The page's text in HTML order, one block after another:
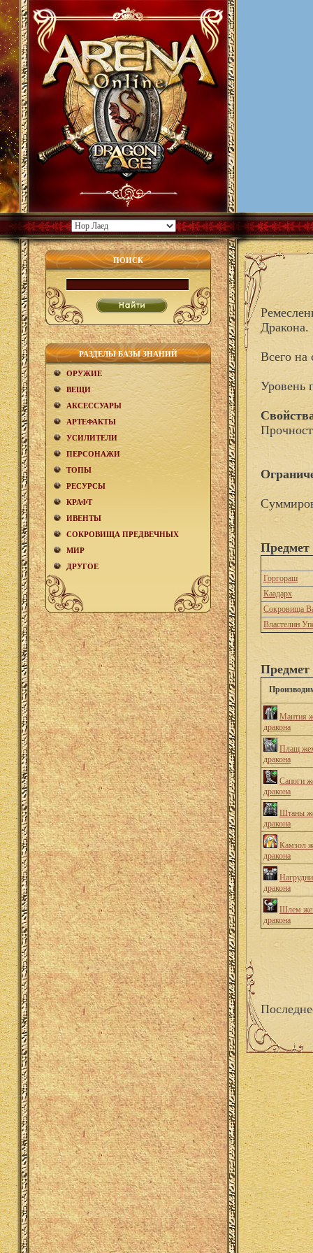
ПОИСК
РАЗДЕЛЫ БАЗЫ ЗНАНИЙ
ОРУЖИЕ
ВЕЩИ
АКCЕСCУАРЫ
АРТЕФАКТЫ
УСИЛИТЕЛИ
ПЕРСОНАЖИ
ТОПЫ
РЕСУРСЫ
КРАФТ
ИВЕНТЫ
СОКРОВИЩА ПРЕДВЕЧНЫХ
МИР
ДРУГОЕ
Дракона.
Всего на
Уровень
Горгораш
Каадарх
Сокровища
Властелин
Предмет
Мантия
дракона
Плащ
дракона
Сапоги
дракона
Штаны
дракона
Камзол
дракона
дракона
Шлем
дракона